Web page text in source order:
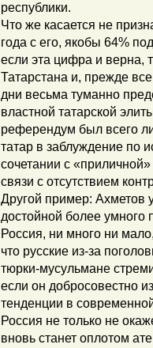
республики.
Что же касается не
года с его, якобы 64%
если эта цифра и верна,
Татарстана и, прежде
дни весьма туманно
властной татарской
референдум был всего
татар в заблуждение по
сочетании с
связи с отсутствием
Другой пример: Ахметов
достойной более умного
Россия, ни много ни
что русские из-за
тюрки-мусульмане
если он добросовестно
тенденции в
Россия не только не
вновь станет оплотом